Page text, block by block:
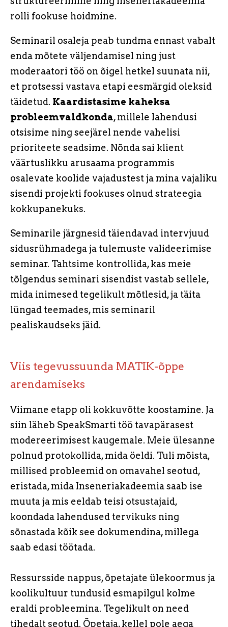
rolli fookuse hoidmine.
Seminaril osaleja peab tundma ennast vabalt
enda mõtete väljendamisel ning just
moderaatori töö on õigel hetkel suunata nii,
et protsessi vastava etapi eesmärgid oleksid
täidetud. Kaardistasime kaheksa
probleemvaldkonda, millele lahendusi
otsisime ning seejärel nende vahelisi
prioriteete seadsime. Nõnda sai klient
väärtuslikku arusaama programmis
osalevate koolide vajadustest ja mina vajaliku
sisendi projekti fookuses olnud strateegia
kokkupanekuks.
Seminarile järgnesid täiendavad intervjuud
sidusrühmadega ja tulemuste valideerimise
seminar. Tahtsime kontrollida, kas meie
tõlgendus seminari sisendist vastab sellele,
mida inimesed tegelikult mõtlesid, ja täita
lüngad teemades, mis seminaril
pealiskaudseks jäid.
Viis tegevussuunda MATIK-õppe
arendamiseks
Viimane etapp oli kokkuvõtte koostamine. Ja
siin läheb SpeakSmarti töö tavapärasest
modereerimisest kaugemale. Meie ülesanne
polnud protokollida, mida öeldi. Tuli mõista,
millised probleemid on omavahel seotud,
eristada, mida Inseneriakadeemia saab ise
muuta ja mis eeldab teisi otsustajaid,
koondada lahendused tervikuks ning
sõnastada kõik see dokumendina, millega
saab edasi töötada.
Ressursside nappus, õpetajate ülekoormus ja
koolikultuur tundusid esmapilgul kolme
eraldi probleemina. Tegelikult on need
tihedalt seotud. Õpetaja, kellel pole aega